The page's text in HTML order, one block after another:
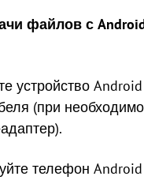
файлов с
устройство Android
(при
телефон